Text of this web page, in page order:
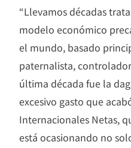
“Llevamos décadas
modelo económico
el mundo, basado
paternalista,
última década fue la
excesivo gasto que
Internacionales Netas,
está ocasionando no